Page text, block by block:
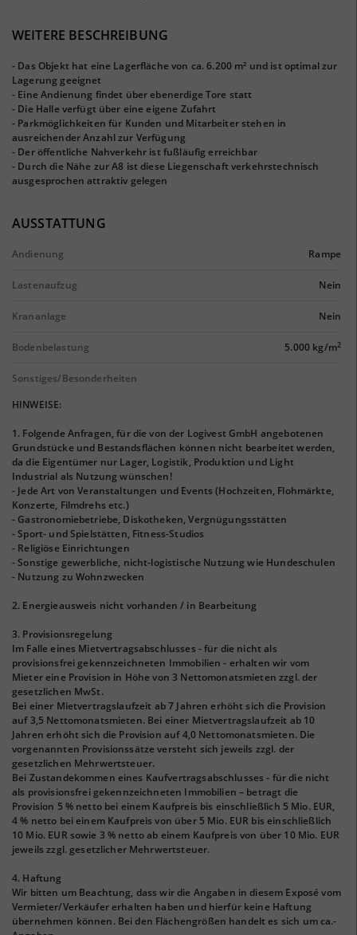
WEITERE BESCHREIBUNG
- Das Objekt hat eine Lagerfläche von ca. 6.200 m² und ist optimal zur
Lagerung geeignet
- Eine Andienung findet über ebenerdige Tore statt
- Die Halle verfügt über eine eigene Zufahrt
- Parkmöglichkeiten für Kunden und Mitarbeiter stehen in
ausreichender Anzahl zur Verfügung
- Der öffentliche Nahverkehr ist fußläufig erreichbar
- Durch die Nähe zur A8 ist diese Liegenschaft verkehrstechnisch
ausgesprochen attraktiv gelegen
AUSSTATTUNG
Andienung Rampe
Lastenaufzug Nein
Krananlage Nein
Bodenbelastung 5.000 kg/m2
Sonstiges/Besonderheiten
HINWEISE:
1. Folgende Anfragen, für die von der Logivest GmbH angebotenen
Grundstücke und Bestandsflächen können nicht bearbeitet werden,
da die Eigentümer nur Lager, Logistik, Produktion und Light
Industrial als Nutzung wünschen!
- Jede Art von Veranstaltungen und Events (Hochzeiten, Flohmärkte,
Konzerte, Filmdrehs etc.)
- Gastronomiebetriebe, Diskotheken, Vergnügungsstätten
- Sport- und Spielstätten, Fitness-Studios
- Religiöse Einrichtungen
- Sonstige gewerbliche, nicht-logistische Nutzung wie Hundeschulen
- Nutzung zu Wohnzwecken
2. Energieausweis nicht vorhanden / in Bearbeitung
3. Provisionsregelung
Im Falle eines Mietvertragsabschlusses - für die nicht als
provisionsfrei gekennzeichneten Immobilien - erhalten wir vom
Mieter eine Provision in Höhe von 3 Nettomonatsmieten zzgl. der
gesetzlichen MwSt.
Bei einer Mietvertragslaufzeit ab 7 Jahren erhöht sich die Provision
auf 3,5 Nettomonatsmieten. Bei einer Mietvertragslaufzeit ab 10
Jahren erhöht sich die Provision auf 4,0 Nettomonatsmieten. Die
vorgenannten Provisionssätze versteht sich jeweils zzgl. der
gesetzlichen Mehrwertsteuer.
Bei Zustandekommen eines Kaufvertragsabschlusses - für die nicht
als provisionsfrei gekennzeichneten Immobilien – betragt die
Provision 5 % netto bei einem Kaufpreis bis einschließlich 5 Mio. EUR,
4 % netto bei einem Kaufpreis von über 5 Mio. EUR bis einschließlich
10 Mio. EUR sowie 3 % netto ab einem Kaufpreis von über 10 Mio. EUR
jeweils zzgl. gesetzlicher Mehrwertsteuer.
4. Haftung
Wir bitten um Beachtung, dass wir die Angaben in diesem Exposé vom
Vermieter/Verkäufer erhalten haben und hierfür keine Haftung
übernehmen können. Bei den Flächengrößen handelt es sich um ca.-